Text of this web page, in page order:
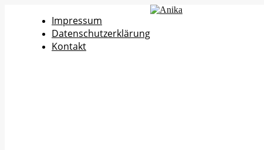
Impressum
Datenschutzerklärung
Kontakt